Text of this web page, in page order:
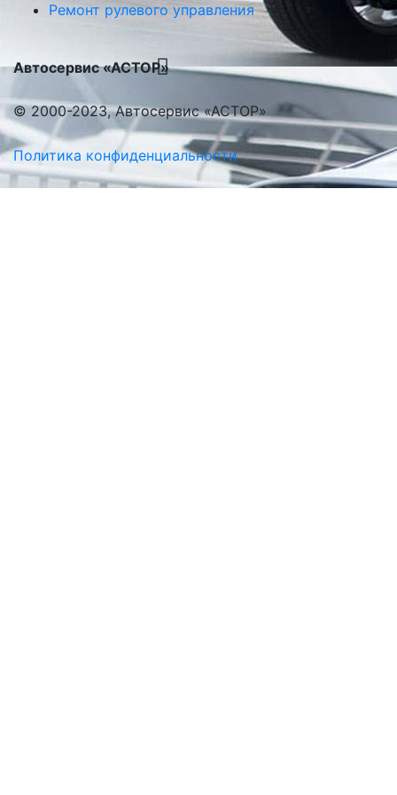
Ремонт рулевого управления
Автосервис «АСТОР»
© 2000-2023, Автосервис «АСТОР»
Политика конфиденциальности